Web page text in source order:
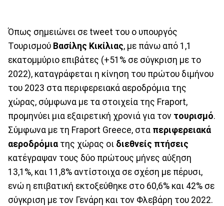
Όπως σημειώνει σε tweet του ο υπουργός
Τουρισμού Βασίλης Κικίλιας, με πάνω από 1,1
εκατομμύριο επιβάτες (+51% σε σύγκριση με το
2022), καταγράφεται η κίνηση του πρώτου διμήνου
του 2023 στα περιφερειακά αεροδρόμια της
χώρας, σύμφωνα με τα στοιχεία της Fraport,
προμηνύει μια εξαιρετική χρονιά για τον τουρισμό.
Σύμφωνα με τη Fraport Greece, στα περιφερειακά
αεροδρόμια της χώρας οι διεθνείς πτήσεις
κατέγραψαν τους δύο πρώτους μήνες αύξηση
13,1%, και 11,8% αντίστοιχα σε σχέση με πέρυσι,
ενώ η επιβατική εκτοξεύθηκε στο 60,6% και 42% σε
σύγκριση με τον Γενάρη και τον Φλεβάρη του 2022.